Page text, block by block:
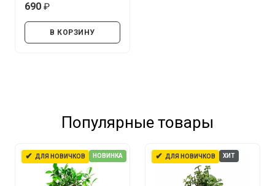
690
В КОРЗИНУ
Популярные товары
✔ ДЛЯ НОВИЧКОВ НОВИНКА ✔ ДЛЯ НОВИЧКОВ ХИТ